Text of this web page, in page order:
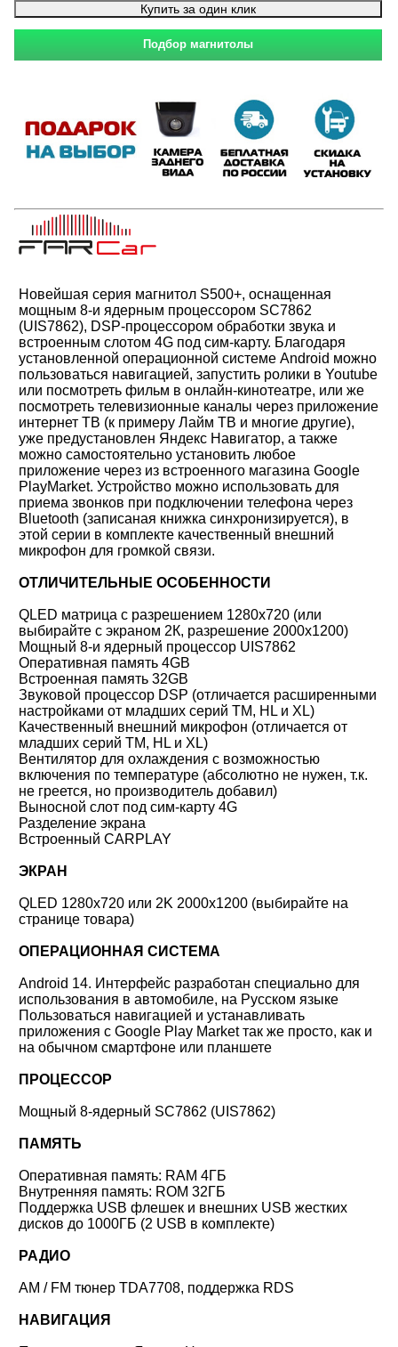
Новейшая серия магнитол S500+, оснащенная
мощным 8-и ядерным процессором SC7862
(UIS7862), DSP-процессором обработки звука и
встроенным слотом 4G под сим-карту. Благодаря
установленной операционной системе Android можно
пользоваться навигацией, запустить ролики в Youtube
или посмотреть фильм в онлайн-кинотеатре, или же
посмотреть телевизионные каналы через приложение
интернет ТВ (к примеру Лайм ТВ и многие другие),
уже предустановлен Яндекс Навигатор, а также
можно самостоятельно установить любое
приложение через из встроенного магазина Google
PlayMarket. Устройство можно использовать для
приема звонков при подключении телефона через
Bluetooth (записаная книжка синхронизируется), в
этой серии в комплекте качественный внешний
микрофон для громкой связи.
ОТЛИЧИТЕЛЬНЫЕ ОСОБЕННОСТИ
QLED матрица с разрешением 1280x720 (или
выбирайте с экраном 2К, разрешение 2000x1200)
Мощный 8-и ядерный процессор UIS7862
Оперативная память 4GB
Встроенная память 32GB
Звуковой процессор DSP (отличается расширенными
настройками от младших серий TM, HL и XL)
Качественный внешний микрофон (отличается от
младших серий TM, HL и XL)
Вентилятор для охлаждения с возможностью
включения по температуре (абсолютно не нужен, т.к.
не греется, но производитель добавил)
Выносной слот под сим-карту 4G
Разделение экрана
Встроенный CARPLAY
ЭКРАН
QLED 1280x720 или 2K 2000x1200 (выбирайте на
странице товара)
ОПЕРАЦИОННАЯ СИСТЕМА
Android 14. Интерфейс разработан специально для
использования в автомобиле, на Русском языке
Пользоваться навигацией и устанавливать
приложения с Google Play Market так же просто, как и
на обычном смартфоне или планшете
ПРОЦЕССОР
Мощный 8-ядерный SC7862 (UIS7862)
ПАМЯТЬ
Оперативная память: RAM 4ГБ
Внутренняя память: ROM 32ГБ
Поддержка USB флешек и внешних USB жестких
дисков до 1000ГБ (2 USB в комплекте)
РАДИО
AM / FM тюнер TDA7708, поддержка RDS
НАВИГАЦИЯ